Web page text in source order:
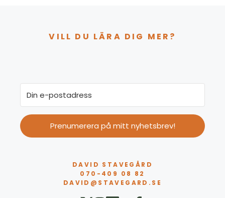
VILL DU LÄRA DIG MER?
Prenumerera på mitt nyhetsbrev!
DAVID STAVEGÅRD
070-409 08 82
DAVID@STAVEGARD.SE